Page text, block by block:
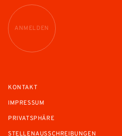
ANMELDEN
KONTAKT
IMPRESSUM
PRIVATSPHÄRE
STELLENAUSSCHREIBUNGEN